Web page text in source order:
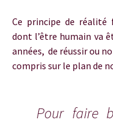
Ce principe de
dont l’être humain va
années, de réussir ou
compris sur le plan de
Pour faire